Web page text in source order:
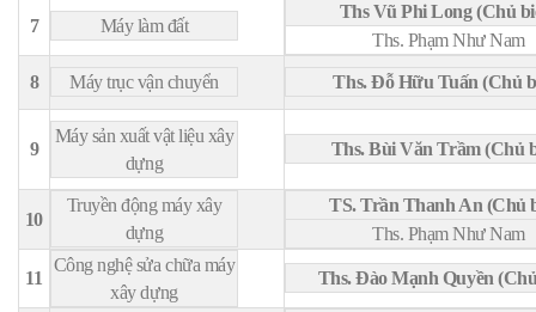
7 Máy làm đất
Ths Vũ Phi Long (Chủ
Ths. Phạm Như Nam
8 Máy trục vận chuyển Ths. Đỗ Hữu Tuấn (Chủ
9
Máy sản xuất vật liệu xây
dựng
Ths. Bùi Văn Trầm (Chủ
10
Truyền động máy xây
dựng
TS. Trần Thanh An (Chủ
Ths. Phạm Như Nam
11
Công nghệ sửa chữa máy
xây dựng
Ths. Đào Mạnh Quyền